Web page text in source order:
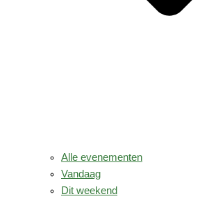
Alle evenementen
Vandaag
Dit weekend